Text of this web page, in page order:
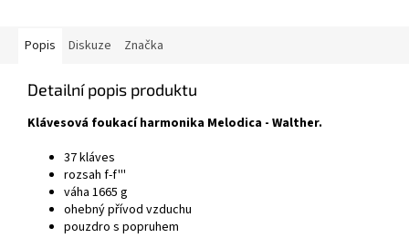
Popis Diskuze Značka
Detailní popis produktu
Klávesová foukací harmonika Melodica - Walther.
37 kláves
rozsah f-f'''
váha 1665 g
ohebný přívod vzduchu
pouzdro s popruhem